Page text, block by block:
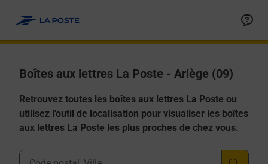
Boîtes aux lettres La Poste - Ariège (09)
Retrouvez toutes les boîtes aux lettres La Poste ou
utilisez l'outil de localisation pour visualiser les boîtes
aux lettres La Poste les plus proches de chez vous.
Ville, Département, Code Postal